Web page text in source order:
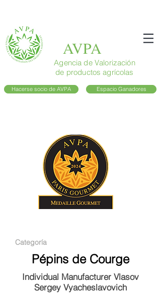
AVPA
Agencia de Valorización
de productos agrícolas
Hacerse socio de AVPA Espacio Ganadores
Categoría
Pépins de Courge
Individual Manufacturer Vlasov
Sergey Vyacheslavovich